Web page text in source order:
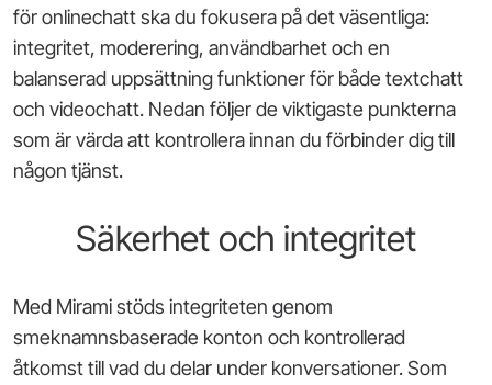
för onlinechatt ska du fokusera på det väsentliga:
integritet, moderering, användbarhet och en
balanserad uppsättning funktioner för både textchatt
och videochatt. Nedan följer de viktigaste punkterna
som är värda att kontrollera innan du förbinder dig till
någon tjänst.
Säkerhet och integritet
Med Mirami stöds integriteten genom
smeknamnsbaserade konton och kontrollerad
åtkomst till vad du delar under konversationer. Som